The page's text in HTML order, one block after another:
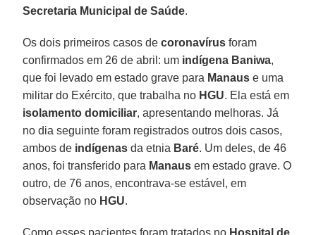
Secretaria Municipal de Saúde.
Os dois primeiros casos decoronavírus foram
confirmados em 26 de abril: um indígena Baniwa,
que foi levado em estado grave para Manaus e uma
militar do Exército, que trabalha no HGU. Ela está em
isolamento domiciliar, apresentando melhoras. Já
no dia seguinte foram registrados outros dois casos,
ambos de indígenas da etnia Baré. Um deles, de 46
anos, foi transferido para Manaus em estado grave. O
outro, de 76 anos, encontrava-se estável, em
observação no HGU.
Como esses pacientes foram tratados no Hospital de